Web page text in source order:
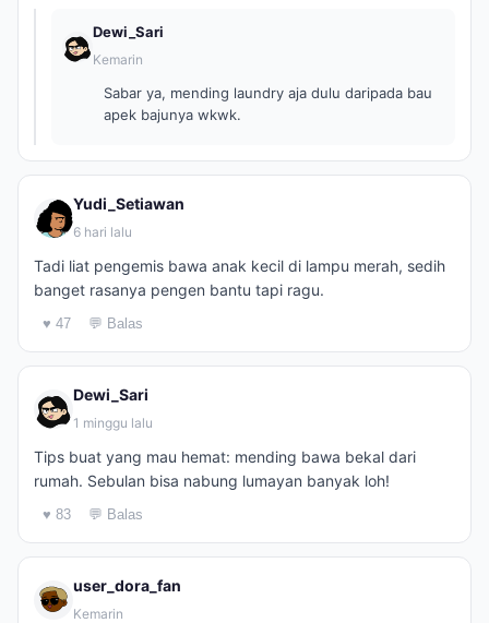
Dewi_Sari
Kemarin
Sabar ya, mending laundry aja dulu daripada bau
apek bajunya wkwk.
Yudi_Setiawan
6 hari lalu
Tadi liat pengemis bawa anak kecil di lampu merah, sedih
banget rasanya pengen bantu tapi ragu.
♥ 47 💬 Balas
Dewi_Sari
1 minggu lalu
Tips buat yang mau hemat: mending bawa bekal dari
rumah. Sebulan bisa nabung lumayan banyak loh!
♥ 83 💬 Balas
user_dora_fan
Kemarin